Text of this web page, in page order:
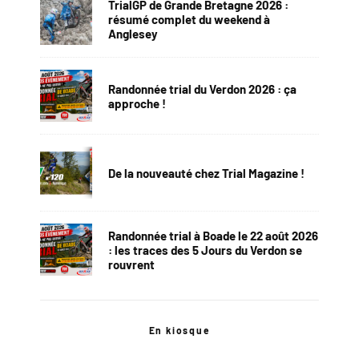
TrialGP de Grande Bretagne 2026 :
résumé complet du weekend à
Anglesey
Randonnée trial du Verdon 2026 : ça
approche !
De la nouveauté chez Trial Magazine !
Randonnée trial à Boade le 22 août 2026
: les traces des 5 Jours du Verdon se
rouvrent
En kiosque